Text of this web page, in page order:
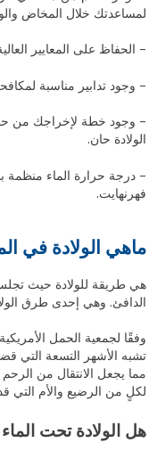
لمساعدتك خلال المخاض
– الحفاظ على المعايير
– وجود تدابير مناسبة
– وجود خطة لإخراجك من
الولادة حان.
فهرنهايت.
ماهي الولادة في
هي طريقة للولادة حيث
الدافئ. وهي إحدى طرق
وفقًا لجمعية الحمل
تشبه الأشهر التسعة التي
مما يجعل الانتقال من
لكلٍ من الرضيع والأم التي
هل الولادة تحت